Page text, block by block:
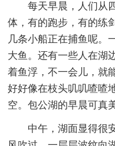
每天早晨，人们从
体，有的跑步，有的练
几条小船正在捕鱼呢。
大鱼。还有一些人在湖
着鱼浮，不一会儿，就
好好像在枝头叽叽喳喳
空。包公湖的早晨可真
中午，湖面显得很